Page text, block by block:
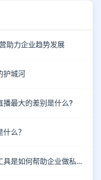
助力企业趋势发展
护城河
播最大的差别是什么?
么？
为什么要使用私域工具？私域工具是如何帮助企业做私域的？